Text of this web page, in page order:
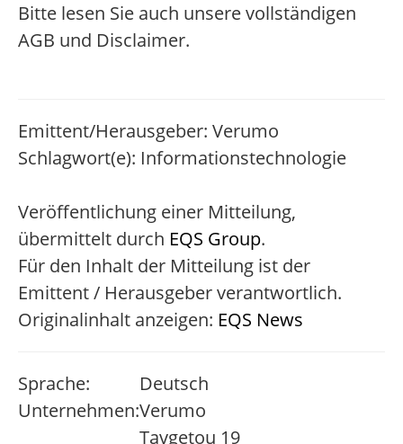
Bitte lesen Sie auch unsere vollständigen
AGB und Disclaimer.
Emittent/Herausgeber: Verumo
Schlagwort(e): Informationstechnologie
Veröffentlichung einer Mitteilung,
übermittelt durch EQS Group.
Für den Inhalt der Mitteilung ist der
Emittent / Herausgeber verantwortlich.
Originalinhalt anzeigen: EQS News
Sprache:
Deutsch
Unternehmen:Verumo
Tavgetou 19